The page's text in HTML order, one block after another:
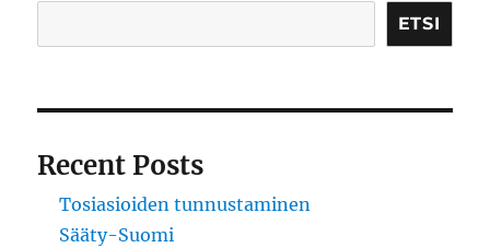
ETSI
Recent Posts
Tosiasioiden tunnustaminen
Sääty-Suomi